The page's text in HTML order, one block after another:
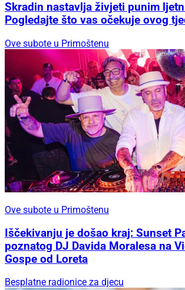
Skradin nastavlja živjeti punim
Pogledajte što vas očekuje ovog
Ove subote u Primoštenu
Ove subote u Primoštenu
Iščekivanju je došao kraj: Sunset
poznatog DJ Davida Moralesa na
Gospe od Loreta
Besplatne radionice za djecu